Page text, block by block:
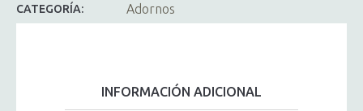
CATEGORÍA: Adornos
INFORMACIÓN ADICIONAL